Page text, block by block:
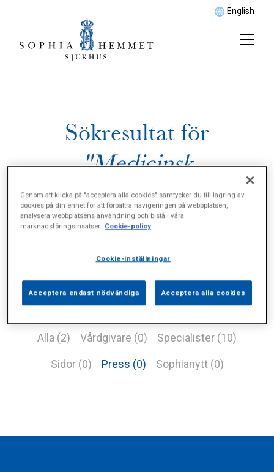
English
Sökresultat för
"Medicinsk
gastroenterologi"
Alla (2) Vårdgivare (0) Specialister (10)
Sidor (0) Press (0) Sophianytt (0)
Genom att klicka på "acceptera alla cookies" samtycker du till lagring av
cookies på din enhet för att förbättra navigeringen på webbplatsen,
analysera webbplatsens användning och bistå i våra
marknadsföringsinsatser. Cookie-policy
Cookie-inställningar
Acceptera endast nödvändiga Acceptera alla cookies